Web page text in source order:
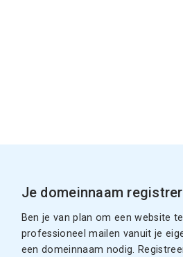
Je domeinnaam
Ben je van plan om een website
professioneel mailen vanuit je
een domeinnaam nodig.